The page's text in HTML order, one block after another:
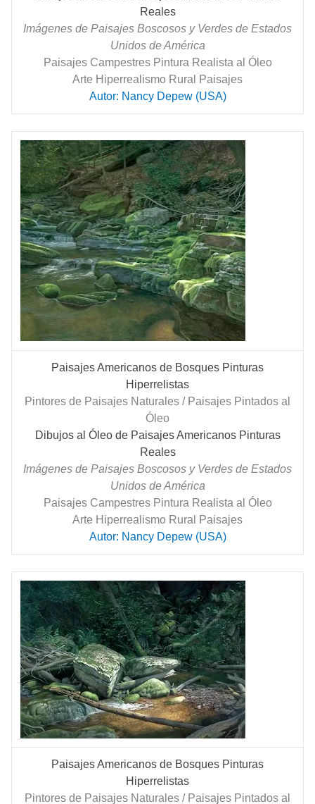
Reales
Imágenes de Paisajes Boscosos y Verdes de Estados
Unidos de América
Paisajes Campestres Pintura Realista al Óleo
Arte Hiperrealismo Rural Paisajes
Autor: Nancy Depew (USA)
Paisajes Americanos de Bosques Pinturas
Hiperrelistas
Pintores de Paisajes Naturales / Paisajes Pintados al
Óleo
Dibujos al Óleo de Paisajes Americanos Pinturas
Reales
Imágenes de Paisajes Boscosos y Verdes de Estados
Unidos de América
Paisajes Campestres Pintura Realista al Óleo
Arte Hiperrealismo Rural Paisajes
Autor: Nancy Depew (USA)
Paisajes Americanos de Bosques Pinturas
Hiperrelistas
Pintores de Paisajes Naturales / Paisajes Pintados al